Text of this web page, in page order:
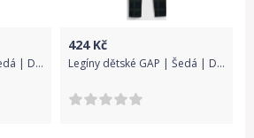
Legíny dětské GAP | Šedá | Dívčí | 12-18 měsíců
424Kč
Legíny dětské GAP | Šedá | Dívčí | S